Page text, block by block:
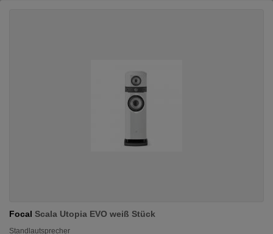
Focal Scala Utopia EVO weiß Stück
Standlautsprecher